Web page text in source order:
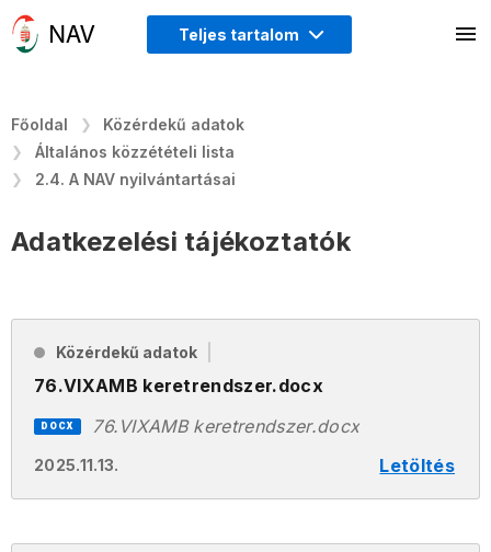
Teljes tartalom
Főoldal
Közérdekű adatok
Általános közzétételi lista
2.4. A NAV nyilvántartásai
Adatkezelési tájékoztatók
Közérdekű adatok
76.VIXAMB keretrendszer.docx
2025.11.13. Letöltés
DOCX 76.VIXAMB keretrendszer.docx